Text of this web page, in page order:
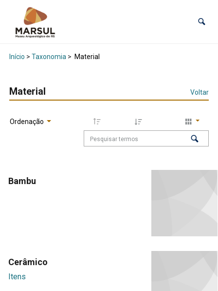
Início > Taxonomia > Material
Material Voltar
Ordenação
Bambu
Cerâmico
Itens